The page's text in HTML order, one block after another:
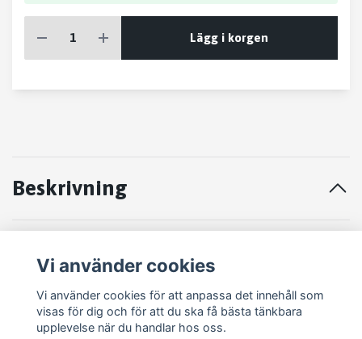
Lägg i korgen
Beskrivning
Vi använder cookies
Vi använder cookies för att anpassa det innehåll som
visas för dig och för att du ska få bästa tänkbara
upplevelse när du handlar hos oss.